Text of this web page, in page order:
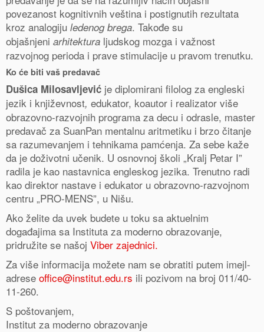
povezanost kognitivnih veština i postignutih rezultata
kroz analogiju ledenog brega. Takođe su
objašnjeni arhitektura ljudskog mozga i važnost
razvojnog perioda i prave stimulacije u pravom trenutku.
Ko će biti vaš predavač
Dušica Milosavljević je diplomirani filolog za engleski
jezik i književnost, edukator, koautor i realizator više
obrazovno-razvojnih programa za decu i odrasle, master
predavač za SuanPan mentalnu aritmetiku i brzo čitanje
sa razumevanjem i tehnikama pamćenja. Za sebe kaže
da je doživotni učenik. U osnovnoj školi „Kralj Petar I”
radila je kao nastavnica engleskog jezika. Trenutno radi
kao direktor nastave i edukator u obrazovno-razvojnom
centru „PRO-MENS”, u Nišu.
Ako želite da uvek budete u toku sa aktuelnim
događajima sa Instituta za moderno obrazovanje,
pridružite se našoj Viber zajednici.
Za više informacija možete nam se obratiti putem imejl-
adrese office@institut.edu.rs ili pozivom na broj 011/40-
11-260.
S poštovanjem,
Institut za moderno obrazovanje
Shares